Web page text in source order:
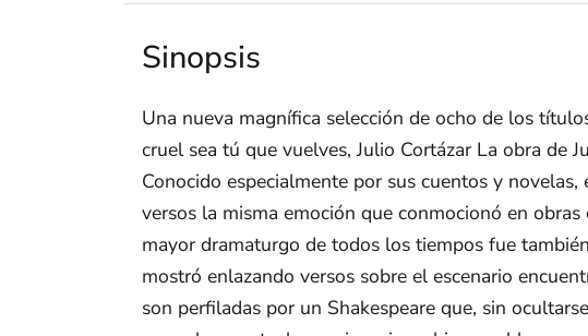
Sinopsis
Una nueva magnífica selección de ocho de los
cruel sea tú que vuelves, Julio Cortázar La obra de
Conocido especialmente por sus cuentos y
versos la misma emoción que conmocionó en
mayor dramaturgo de todos los tiempos fue
mostró enlazando versos sobre el escenario
son perfiladas por un Shakespeare que, sin